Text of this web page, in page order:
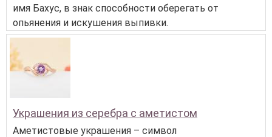
имя Бахус, в знак способности оберегать от
опьянения и искушения выпивки.
Украшения из серебра с аметистом
Аметистовые украшения – символ